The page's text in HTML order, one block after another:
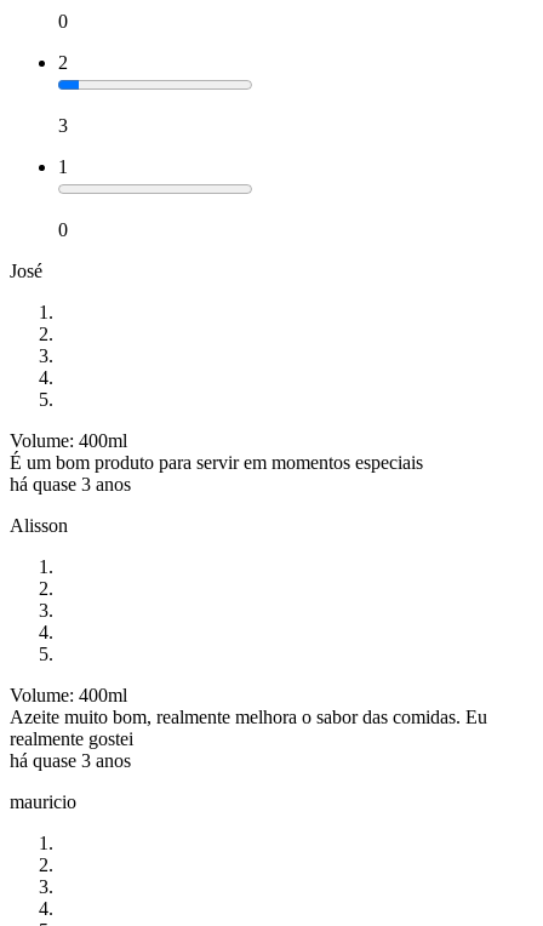
0
2
3
1
0
José
Volume: 400ml
É um bom produto para servir em momentos especiais
há quase 3 anos
Alisson
Volume: 400ml
Azeite muito bom, realmente melhora o sabor das comidas. Eu
realmente gostei
há quase 3 anos
mauricio